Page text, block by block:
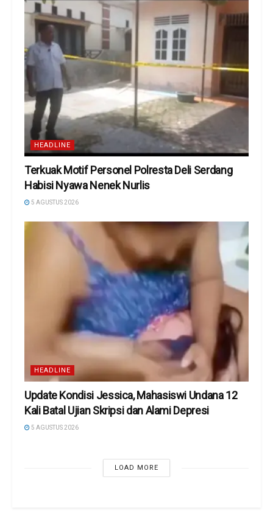
HEADLINE
Terkuak Motif Personel Polresta Deli Serdang
Habisi Nyawa Nenek Nurlis
5 AGUSTUS 2026
HEADLINE
Update Kondisi Jessica, Mahasiswi Undana 12
Kali Batal Ujian Skripsi dan Alami Depresi
5 AGUSTUS 2026
LOAD MORE